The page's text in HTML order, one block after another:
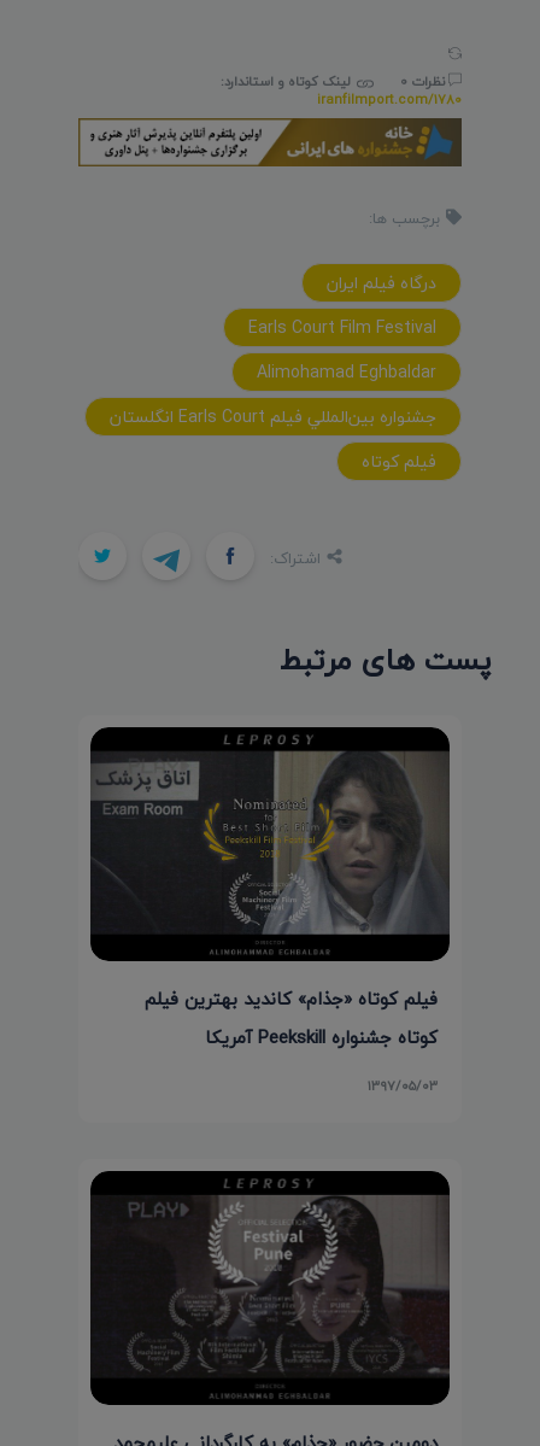
نظرات 0
لینک کوتاه و استاندارد:
iranfilmport.com/1780
برچسب ها:
درگاه فيلم ايران
Earls Court Film Festival
Alimohamad Eghbaldar
جشنواره بين‌المللي فيلم Earls Court انگلستان
فيلم کوتاه
اشتراک:
پست های مرتبط
فیلم کوتاه «جذام» کاندید بهترین فیلم
کوتاه جشنواره Peekskill آمریکا
۱۳۹۷/۰۵/۰۳